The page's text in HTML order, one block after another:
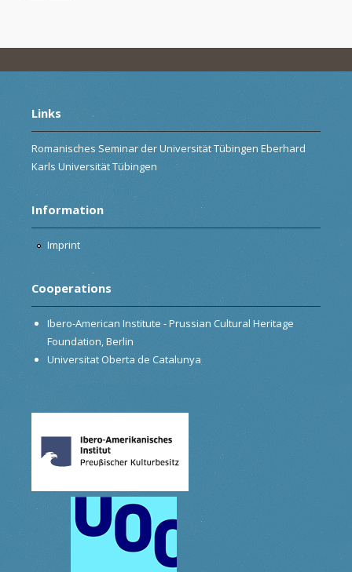
Links
Romanisches Seminar der Universität Tübingen Eberhard
Karls Universität Tübingen
Information
Imprint
Cooperations
Ibero-American Institute - Prussian Cultural Heritage
Foundation, Berlin
Universitat Oberta de Catalunya